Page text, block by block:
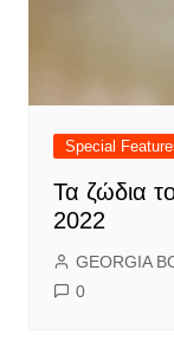
Special
Τα ζώδια
2022
GEORGIA
0